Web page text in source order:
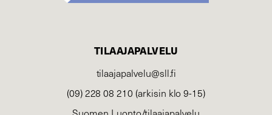
TILAAJAPALVELU
tilaajapalvelu@sll.fi
(09) 228 08 210 (arkisin klo 9-15)